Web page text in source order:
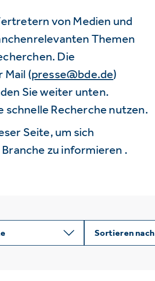
von Medien und
Themen
Die
Mail (presse@bde.de)
Sie weiter unten.
Recherche nutzen.
Seite, um sich
zu informieren .
Sortieren nach